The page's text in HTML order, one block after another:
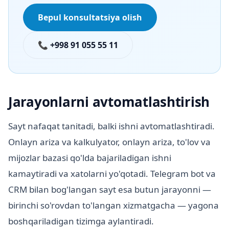
Bepul konsultatsiya olish
📞 +998 91 055 55 11
Jarayonlarni avtomatlashtirish
Sayt nafaqat tanitadi, balki ishni avtomatlashtiradi.
Onlayn ariza va kalkulyator, onlayn ariza, to'lov va
mijozlar bazasi qo'lda bajariladigan ishni
kamaytiradi va xatolarni yo'qotadi. Telegram bot va
CRM bilan bog'langan sayt esa butun jarayonni —
birinchi so'rovdan to'langan xizmatgacha — yagona
boshqariladigan tizimga aylantiradi.